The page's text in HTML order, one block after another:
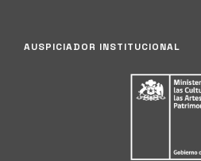
AUSPICIADOR INSTITUCIONAL